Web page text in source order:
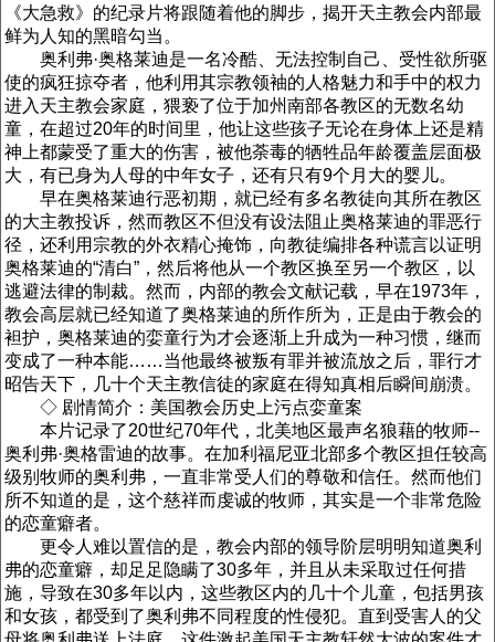
《大急救》的纪录片将跟随着他的脚步，揭开天主教会内部最
鲜为人知的黑暗勾当。
奥利弗·奥格莱迪是一名冷酷、无法控制自己、受性欲所驱
使的疯狂掠夺者，他利用其宗教领袖的人格魅力和手中的权力
进入天主教会家庭，猥亵了位于加州南部各教区的无数名幼
童，在超过20年的时间里，他让这些孩子无论在身体上还是精
神上都蒙受了重大的伤害，被他荼毒的牺牲品年龄覆盖层面极
大，有已身为人母的中年女子，还有只有9个月大的婴儿。
早在奥格莱迪行恶初期，就已经有多名教徒向其所在教区
的大主教投诉，然而教区不但没有设法阻止奥格莱迪的罪恶行
径，还利用宗教的外衣精心掩饰，向教徒编排各种谎言以证明
奥格莱迪的“清白”，然后将他从一个教区换至另一个教区，以
逃避法律的制裁。然而，内部的教会文献记载，早在1973年，
教会高层就已经知道了奥格莱迪的所作所为，正是由于教会的
袒护，奥格莱迪的娈童行为才会逐渐上升成为一种习惯，继而
变成了一种本能……当他最终被叛有罪并被流放之后，罪行才
昭告天下，几十个天主教信徒的家庭在得知真相后瞬间崩溃。
◇ 剧情简介：美国教会历史上污点娈童案
本片记录了20世纪70年代，北美地区最声名狼藉的牧师--
奥利弗·奥格雷迪的故事。在加利福尼亚北部多个教区担任较高
级别牧师的奥利弗，一直非常受人们的尊敬和信任。然而他们
所不知道的是，这个慈祥而虔诚的牧师，其实是一个非常危险
的恋童癖者。
更令人难以置信的是，教会内部的领导阶层明明知道奥利
弗的恋童癖，却足足隐瞒了30多年，并且从未采取过任何措
施，导致在30多年以内，这些教区内的几十个儿童，包括男孩
和女孩，都受到了奥利弗不同程度的性侵犯。直到受害人的父